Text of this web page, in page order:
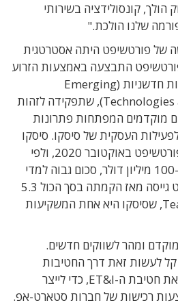
קונסולידציה בשירותי
שלנו הולכת."
של פורטשיפט היתה אסטרטגית
התבצעה באמצעות הזרוע
של סיסקו לאיתור טכנולוגיות חדשניות (Emerging
Technologies and Incubation (ET&I)), שתפקידה לזהות
מוקדמים המפתחות פתרונות
העסקית של סיסקו. סיסקו
השלימה את הרכישה של פורטשיפט באוקטובר 2020, ולפי
ההערכות שילמה עבורה כ-100 מיליון דולר, סכום גבוה למדי
לאור העובדה כי פורטשיפט גייסה מאז הקמתה בסך הכול 5.3
מיליון דולר, בהובלת Team8, שסיסקו היא אחת המשקיעות
ומהר לשווקים חדשים.
קל לעשות זאת דרך החטיבות
את חטיבת ה-ET&I, כדי
לייצר
רכישות של חברות סטארט-אפ.